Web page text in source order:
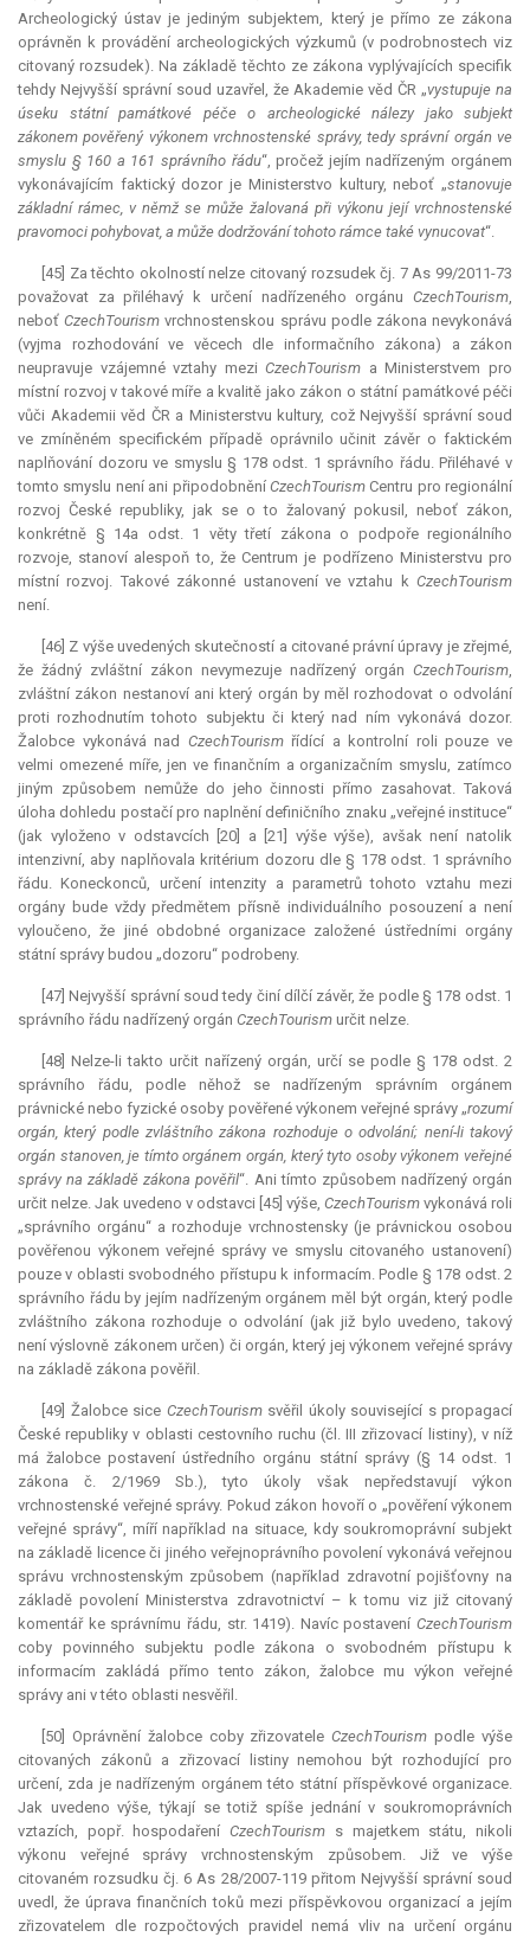
Archeologický ústav je jediným subjektem, který je přímo ze zákona
oprávněn k provádění archeologických výzkumů (v podrobnostech viz
citovaný rozsudek). Na základě těchto ze zákona vyplývajících specifik
tehdy Nejvyšší správní soud uzavřel, že Akademie věd ČR „vystupuje na
úseku státní památkové péče o archeologické nálezy jako subjekt
zákonem pověřený výkonem vrchnostenské správy, tedy správní orgán ve
smyslu § 160 a 161 správního řádu“, pročež jejím nadřízeným orgánem
vykonávajícím faktický dozor je Ministerstvo kultury, neboť „stanovuje
základní rámec, v němž se může žalovaná při výkonu její vrchnostenské
pravomoci pohybovat, a může dodržování tohoto rámce také vynucovat“.
[45] Za těchto okolností nelze citovaný rozsudek čj. 7 As 99/2011-73
považovat za přiléhavý k určení nadřízeného orgánu CzechTourism,
neboťCzechTourism vrchnostenskou správu podle zákona nevykonává
(vyjma rozhodování ve věcech dle informačního zákona) a zákon
neupravuje vzájemné vztahy meziCzechTourism a Ministerstvem pro
místní rozvoj v takové míře a kvalitě jako zákon o státní památkové péči
vůči Akademii věd ČR a Ministerstvu kultury, což Nejvyšší správní soud
ve zmíněném specifickém případě oprávnilo učinit závěr o faktickém
naplňování dozoru ve smyslu § 178 odst. 1 správního řádu. Přiléhavé v
tomto smyslu není ani připodobnění CzechTourismCentru pro regionální
rozvoj České republiky, jak se o to žalovaný pokusil, neboť zákon,
konkrétně § 14a odst. 1 věty třetí zákona o podpoře regionálního
rozvoje, stanoví alespoň to, že Centrum je podřízeno Ministerstvu pro
místní rozvoj. Takové zákonné ustanovení ve vztahu k CzechTourism
není.
[46] Z výše uvedených skutečností a citované právní úpravy je zřejmé,
že žádný zvláštní zákon nevymezuje nadřízený orgán CzechTourism,
zvláštní zákon nestanoví ani který orgán by měl rozhodovat o odvolání
proti rozhodnutím tohoto subjektu či který nad ním vykonává dozor.
Žalobce vykonává nad CzechTourismřídící a kontrolní roli pouze ve
velmi omezené míře, jen ve finančním a organizačním smyslu, zatímco
jiným způsobem nemůže do jeho činnosti přímo zasahovat. Taková
úloha dohledu postačí pro naplnění definičního znaku „veřejné instituce“
(jak vyloženo v odstavcích [20] a [21] výše výše), avšak není natolik
intenzivní, aby naplňovala kritérium dozoru dle § 178 odst. 1 správního
řádu. Koneckonců, určení intenzity a parametrů tohoto vztahu mezi
orgány bude vždy předmětem přísně individuálního posouzení a není
vyloučeno, že jiné obdobné organizace založené ústředními orgány
státní správy budou „dozoru“ podrobeny.
[47] Nejvyšší správní soud tedy činí dílčí závěr, že podle § 178 odst. 1
správního řádu nadřízený orgán CzechTourism určit nelze.
[48] Nelze-li takto určit nařízený orgán, určí se podle § 178 odst. 2
správního řádu, podle něhož se nadřízeným správním orgánem
právnické nebo fyzické osoby pověřené výkonem veřejné správy „rozumí
orgán, který podle zvláštního zákona rozhoduje o odvolání; není-li takový
orgán stanoven, je tímto orgánem orgán, který tyto osoby výkonem veřejné
správy na základě zákona pověřil“. Ani tímto způsobem nadřízený orgán
určit nelze. Jak uvedeno v odstavci [45] výše, CzechTourism vykonává roli
„správního orgánu“ a rozhoduje vrchnostensky (je právnickou osobou
pověřenou výkonem veřejné správy ve smyslu citovaného ustanovení)
pouze v oblasti svobodného přístupu k informacím. Podle § 178 odst. 2
správního řádu by jejím nadřízeným orgánem měl být orgán, který podle
zvláštního zákona rozhoduje o odvolání (jak již bylo uvedeno, takový
není výslovně zákonem určen) či orgán, který jej výkonem veřejné správy
na základě zákona pověřil.
[49] Žalobce sice CzechTourismsvěřil úkoly související s propagací
České republiky v oblasti cestovního ruchu (čl. III zřizovací listiny), v níž
má žalobce postavení ústředního orgánu státní správy (§ 14 odst. 1
zákona č. 2/1969 Sb.), tyto úkoly však nepředstavují výkon
vrchnostenské veřejné správy. Pokud zákon hovoří o „pověření výkonem
veřejné správy“, míří například na situace, kdy soukromoprávní subjekt
na základě licence či jiného veřejnoprávního povolení vykonává veřejnou
správu vrchnostenským způsobem (například zdravotní pojišťovny na
základě povolení Ministerstva zdravotnictví – k tomu viz již citovaný
komentář ke správnímu řádu, str. 1419). Navíc postavení CzechTourism
coby povinného subjektu podle zákona o svobodném přístupu k
informacím zakládá přímo tento zákon, žalobce mu výkon veřejné
správy ani v této oblasti nesvěřil.
[50] Oprávnění žalobce coby zřizovateleCzechTourism podle výše
citovaných zákonů a zřizovací listiny nemohou být rozhodující pro
určení, zda je nadřízeným orgánem této státní příspěvkové organizace.
Jak uvedeno výše, týkají se totiž spíše jednání v soukromoprávních
vztazích, popř. hospodařeníCzechTourism s majetkem státu, nikoli
výkonu veřejné správy vrchnostenským způsobem. Již ve výše
citovaném rozsudku čj. 6 As 28/2007-119 přitom Nejvyšší správní soud
uvedl, že úprava finančních toků mezi příspěvkovou organizací a jejím
zřizovatelem dle rozpočtových pravidel nemá vliv na určení orgánu